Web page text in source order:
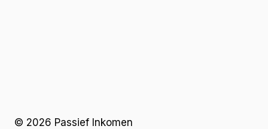
© 2026 Passief Inkomen